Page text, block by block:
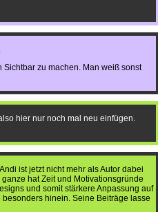
zu machen. Man weiß sonst
hier nur noch mal neu einfügen.
ist jetzt nicht mehr als Autor dabei
hat Zeit und Motivationsgründe
und somit stärkere Anpassung auf
hinein. Seine Beiträge lasse